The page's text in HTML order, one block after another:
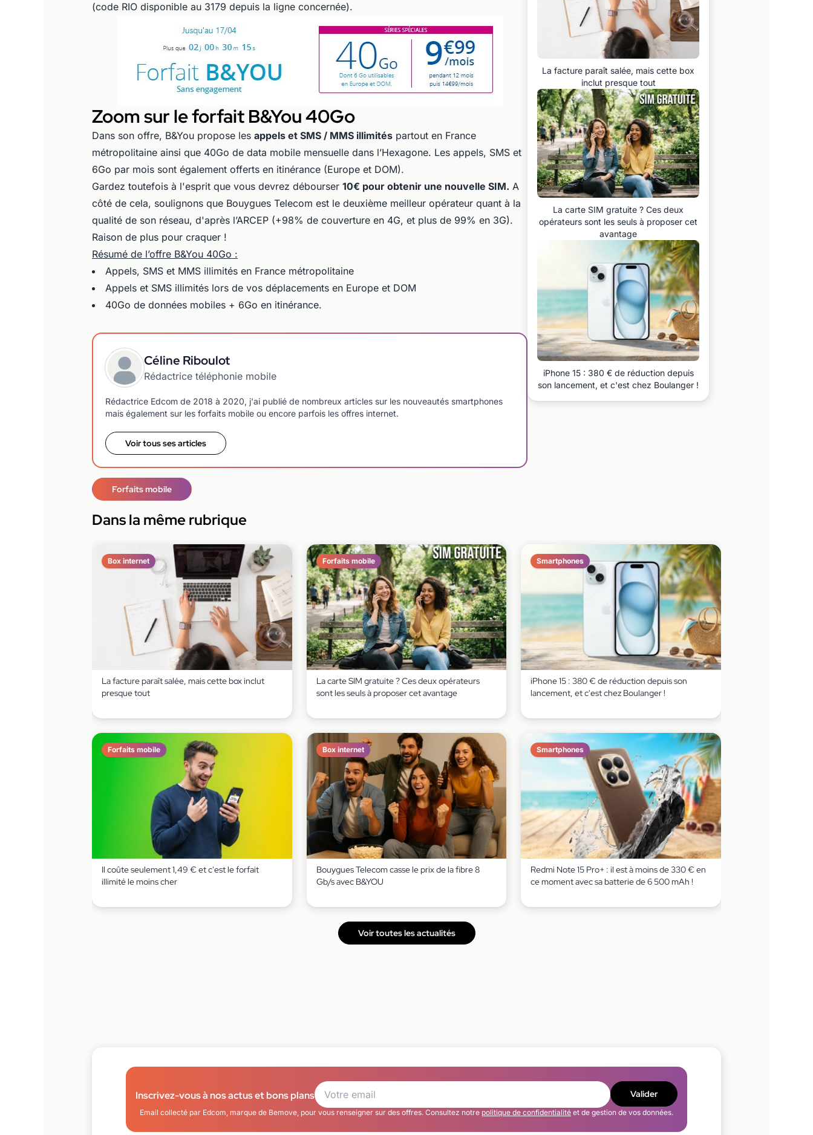
(code RIO disponible au 3179 depuis la ligne concernée).
Zoom sur le forfait B&You 40Go
Dans son offre, B&You propose les appels et SMS / MMS illimités partout en France
métropolitaine ainsi que 40Go de data mobile mensuelle dans l’Hexagone. Les appels, SMS et
6Go par mois sont également offerts en itinérance (Europe et DOM).
Gardez toutefois à l'esprit que vous devrez débourser 10€ pour obtenir une nouvelle SIM. A
côté de cela, soulignons que Bouygues Telecom est le deuxième meilleur opérateur quant à la
qualité de son réseau, d'après l’ARCEP (+98% de couverture en 4G, et plus de 99% en 3G).
Raison de plus pour craquer !
Résumé de l’offre B&You 40Go :
Appels, SMS et MMS illimités en France métropolitaine
Appels et SMS illimités lors de vos déplacements en Europe et DOM
40Go de données mobiles + 6Go en itinérance.
Céline Riboulot
Rédactrice téléphonie mobile
Rédactrice Edcom de 2018 à 2020, j'ai publié de nombreux articles sur les nouveautés smartphones
mais également sur les forfaits mobile ou encore parfois les offres internet.
Voir tous ses articles
Forfaits mobile
La facture paraît salée, mais cette box
inclut presque tout
La carte SIM gratuite ? Ces deux
opérateurs sont les seuls à proposer cet
avantage
iPhone 15 : 380 € de réduction depuis
son lancement, et c'est chez Boulanger !
Dans la même rubrique
Box internet
La facture paraît salée, mais cette box inclut
presque tout
Forfaits mobile
La carte SIM gratuite ? Ces deux opérateurs
sont les seuls à proposer cet avantage
Smartphones
iPhone 15 : 380 € de réduction depuis son
lancement, et c'est chez Boulanger !
Forfaits mobile
Il coûte seulement 1,49 € et c'est le forfait
illimité le moins cher
Box internet
Bouygues Telecom casse le prix de la fibre 8
Gb/s avec B&YOU
Smartphones
Redmi Note 15 Pro+ : il est à moins de 330 € en
ce moment avec sa batterie de 6 500 mAh !
Voir toutes les actualités
Inscrivez-vous à nos actus et bons plans Valider
Email collecté par Edcom, marque de Bemove, pour vous renseigner sur des offres. Consultez notre politique de confidentialité et de gestion de vos données.